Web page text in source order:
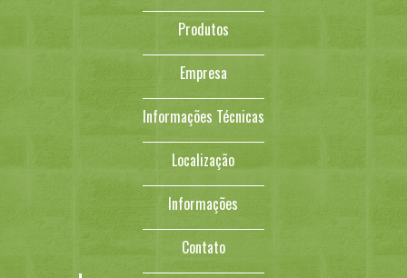
Produtos
Empresa
Informações Técnicas
Localização
Informações
Contato